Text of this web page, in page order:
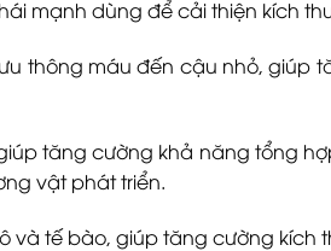
mạnh dùng để cải thiện kích
thông máu đến cậu nhỏ, giúp
tăng cường khả năng tổng
vật phát triển.
và tế bào, giúp tăng cường kích